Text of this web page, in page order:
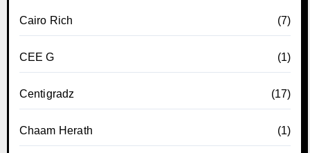
Cairo Rich (7)
CEE G (1)
Centigradz (17)
Chaam Herath (1)